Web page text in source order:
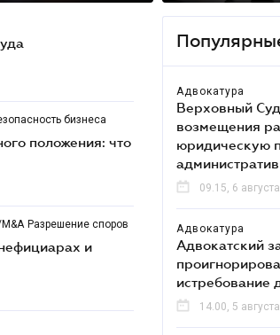
бизнеса
положения: что
Разрешение споров
и
Адвокатура
Верховный
возмещения
юридическую
09.15, 6
Адвокатура
Адвокатский
истребование
14.00, 5